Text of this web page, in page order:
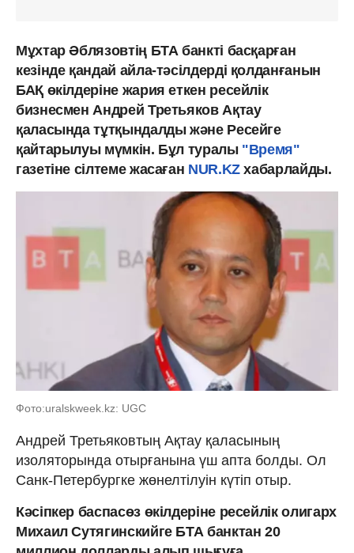
Мұхтар Әблязовтің БТА банкті басқарған
кезінде қандай айла-тәсілдерді қолданғанын
БАҚ өкілдеріне жария еткен ресейлік
бизнесмен Андрей Третьяков Ақтау
қаласында тұтқындалды және Ресейге
қайтарылуы мүмкін. Бұл туралы "Время"
газетіне сілтеме жасаған NUR.KZхабарлайды.
Фото:uralskweek.kz: UGC
Андрей Третьяковтың Ақтау қаласының
изоляторында отырғанына үш апта болды. Ол
Санк-Петербургке жөнелтілуін күтіп отыр.
Кәсіпкер баспасөз өкілдеріне ресейлік олигарх
Михаил Сутягинскийге БТА банктан 20